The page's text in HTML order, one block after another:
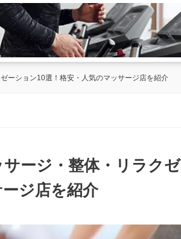
ーション10選！格安・人気のマッサージ店を紹介
サージ・整体・リラクゼ
ジ店を紹介